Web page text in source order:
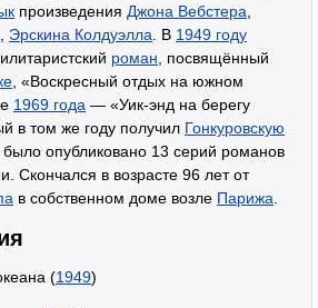
произведения Джона Вебстера
Эрскина Колдуэлла . В 1949 году
роман , посвящённый
, «Воскресный отдых на южном
1969 года — «Уик-энд на берегу
в том же году получил Гонкуровскую
было опубликовано 13 серий романов
Скончался в возрасте 96 лет от
в собственном доме возле Парижа
(1949)